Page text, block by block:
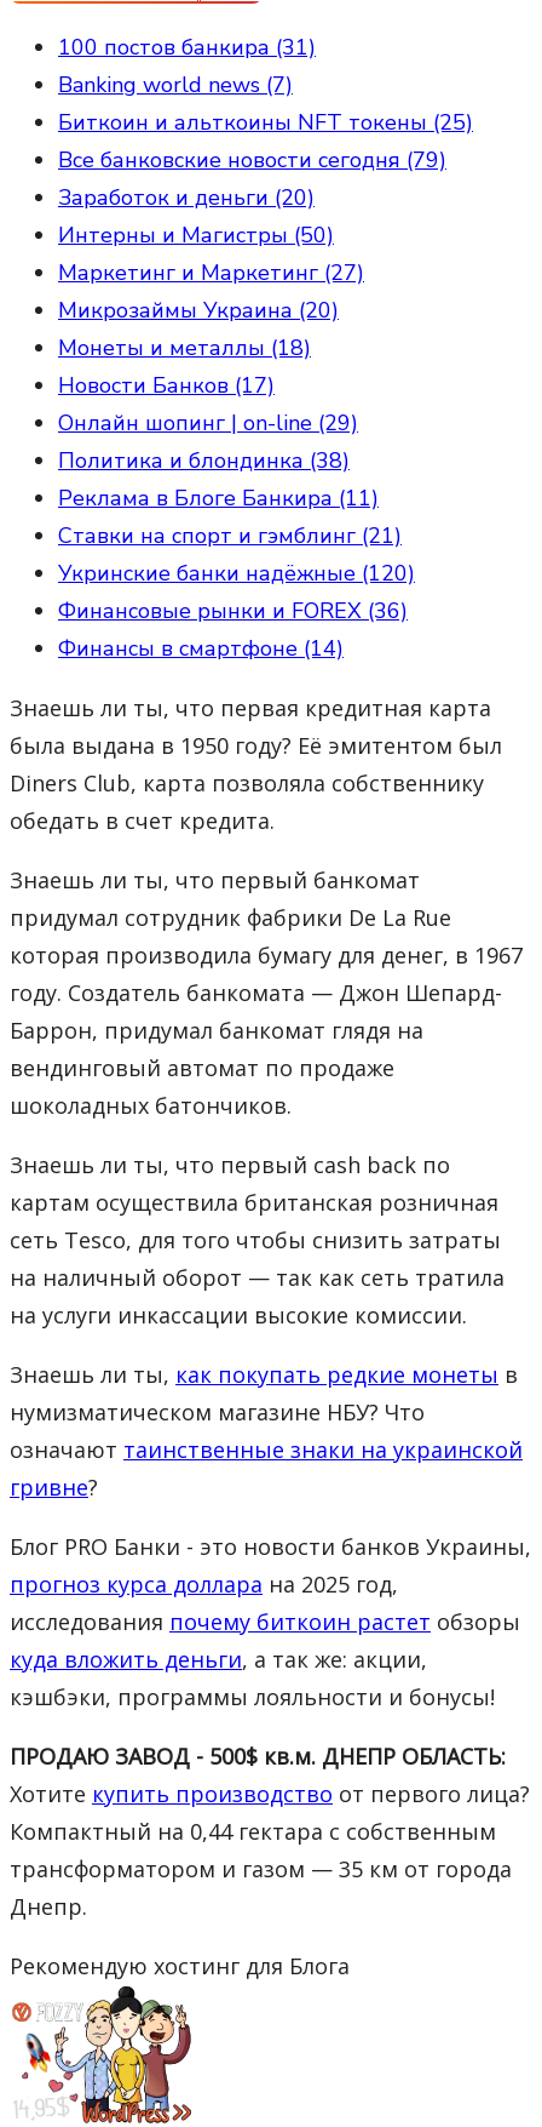
100 постов банкира (31)
Banking world news (7)
Биткоин и альткоины NFT токены (25)
Все банковские новости сегодня (79)
Заработок и деньги (20)
Интерны и Магистры (50)
Маркетинг и Маркетинг (27)
Микрозаймы Украина (20)
Монеты и металлы (18)
Новости Банков (17)
Онлайн шопинг | on-line (29)
Политика и блондинка (38)
Реклама в Блоге Банкира (11)
Ставки на спорт и гэмблинг (21)
Укринские банки надёжные (120)
Финансовые рынки и FOREX (36)
Финансы в смартфоне (14)
Знаешь ли ты, что первая кредитная карта
была выдана в 1950 году? Её эмитентом был
Diners Club, карта позволяла собственнику
обедать в счет кредита.
Знаешь ли ты, что первый банкомат
придумал сотрудник фабрики De La Rue
которая производила бумагу для денег, в 1967
году. Создатель банкомата — Джон Шепард-
Баррон, придумал банкомат глядя на
вендинговый автомат по продаже
шоколадных батончиков.
Знаешь ли ты, что первый cash back по
картам осуществила британская розничная
сеть Tesco, для того чтобы снизить затраты
на наличный оборот — так как сеть тратила
на услуги инкассации высокие комиссии.
Знаешь ли ты, как покупать редкие монеты в
нумизматическом магазине НБУ? Что
означают таинственные знаки на украинской
гривне?
Блог PRO Банки - это новости банков Украины,
прогноз курса доллара на 2025 год,
исследования почему биткоин растет обзоры
куда вложить деньги, а так же: акции,
кэшбэки, программы лояльности и бонусы!
ПРОДАЮ ЗАВОД - 500$ кв.м. ДНЕПР ОБЛАСТЬ:
Хотите купить производство от первого лица?
Компактный на 0,44 гектара с собственным
трансформатором и газом — 35 км от города
Днепр.
Рекомендую хостинг для Блога